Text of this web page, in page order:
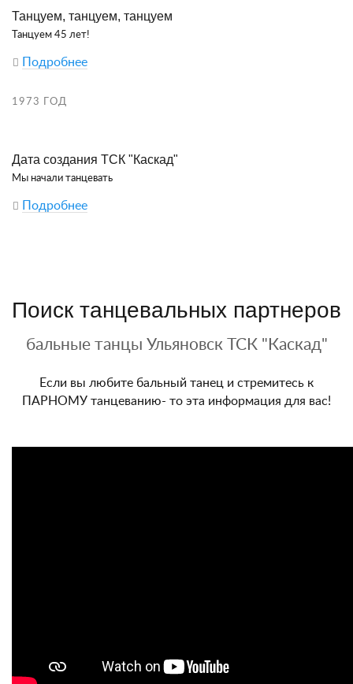
Танцуем, танцуем, танцуем
Танцуем 45 лет!
Подробнее
1973 ГОД
Дата создания ТСК "Каскад"
Мы начали танцевать
Подробнее
Поиск танцевальных партнеров
бальные танцы Ульяновск ТСК "Каскад"
Если вы любите бальный танец и стремитесь к
ПАРНОМУ танцеванию- то эта информация для вас!